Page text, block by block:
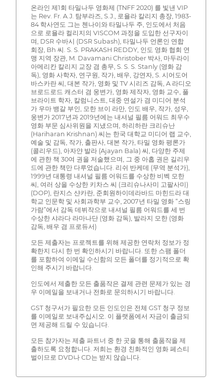
온라인 제1회 타밀나두 영화제 (TNFF 2020) 를 빛낸 VIP
는 Rev. Fr. A.J. 탐부라즈, S.J., 로욜라 칼리지 총장, 1983-
84 학사연도 그는 첸나이와 타밀나두 주, 인도에서 처음
으로 로욜라 컬리지의 VISCOM 과정을 도입한 선구자이
며, DSR 수바시 (DSR Subash), 타밀나두 언론인 연합
회장, Bh 씨. S. S. PRAKASH REDDY, 인도 영화 협회 연
맹 지역 장관, M. Davamani Christober 박사, 마두라이
아메리칸 칼리지 교장 겸 총무, S. S. S. Stanly (영화 감
독), 영화 사학자, 연구원, 작가, 배우, 강연자, S. 시어도어
바스카란 씨, 대본 작가, 영화 및 TV 시리즈 감독, A 라디오
브로드로드 캐스터 겸 웅변가, 영화 제작자, 영화 교수, 풀
브라이트 학자, 칼럼니스트, 대중 연설가 겸 미디어 분석
가 우마 뱅갈 부인, 모한 브이 라만, 인도 배우, 작가, 성우,
웅변가 2017년과 2019년에는 내셔널 필름 어워드 최우수
영화 부문 심사위원을 지냈으며, 하리하란 크리슈난
(Hariharan Krishnan) 씨는 한국 대학교 미디어 랩 교수,
예술 및 감독, 작가, 출판사, 대본 작가, 타밀 영화 평론가
(콜리우드), 아자얀 발라 (Ajayan Bala) 씨, 다양한 주제
에 관한 책 30여 권을 저술했으며, 그 중 아홉 권은 길리우
드에 관한 책만 다루었습니다. 리쉬 반케데 (무역 분석가),
1999년 대통령 내셔널 필름 어워드를 수상한 비벡 모한
씨, 여러 상을 수상한 키차스 씨 (크리슈나사미 고팔사미)
(DOP), 란지스 샨카란, 준회원하이데라바드 마힌드라 대
학교 인문학 및 사회과학부 교수, 2007년 타밀 영화 “스링
가람”에서 감독 데뷔작으로 내셔널 필름 어워드를 세 번
수상한 샤라다 라마나단 (영화 감독), 발라지 모한 (영화
감독, 배우 겸 프로듀서)
모든 제출자는 프로젝트를 위해 제공한 연락처 정보가 정
확한지 다시 한 번 확인하시기 바랍니다. 또한 스팸 폴더
를 포함하여 이메일 수신함의 모든 폴더를 정기적으로 확
인해 주시기 바랍니다.
인도에서 제출한 모든 출품작은 결제 관련 문제가 있는 경
우 이메일을 보내거나 전화로 문의하시기 바랍니다.
GST 청구서가 필요한 모든 인도인은 전체 GST 청구 정보
를 이메일로 보내주십시오. 이 플랫폼에서 자금이 출금되
면 제공해 드릴 수 있습니다.
모든 참가자는 제출 파트너 중 한 곳을 통해 출품작을 제
출하도록 요청합니다. 저희는 환경 친화적인 영화 페스티
벌이므로 DVD나 CD는 받지 않습니다.